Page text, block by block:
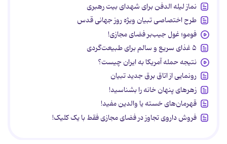
نماز لیله الدفن برای شهدای بیت رهبری
طرح اختصاصی تبیان ویژه روز جهانی قدس
فومو؛ غول جیب‌بر فضای مجازی!
۵ غذای سریع و سالم برای طبیعت‌گردی
نتیجه حمله آمریکا به ایران چیست؟
رونمایی از اتاق برق جدید تبیان
زهرهای پنهان خانه را بشناسید!
قهرمان‌های خسته یا والدین مفید!
فروش داروی تجاوز در فضای مجازی فقط با یک کلیک!